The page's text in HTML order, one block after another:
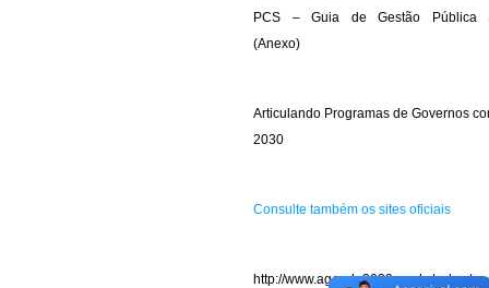
PCS – Guia de Gestão Pública
(Anexo)
Articulando Programas de Governos
2030
Consulte também os sites oficiais
http://www.agenda2030.org.br/sobre/